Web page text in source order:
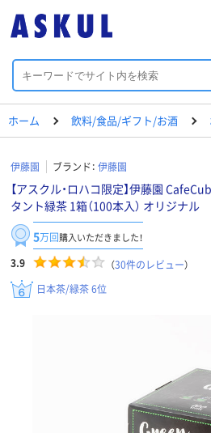
ホーム 飲料/食品/ギフト/お酒
伊藤園 ブランド： 伊藤園
【アスクル・ロハコ限定】伊藤園
タント緑茶 1箱（100本入） オリジナル
5万回購入いただきました！
3.9 （30件のレビュー）
日本茶/緑茶 6位